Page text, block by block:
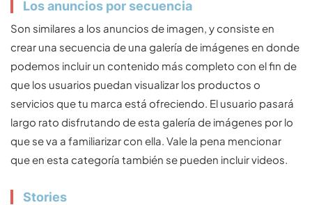
Los anuncios por secuencia
Son similares a los anuncios de imagen, y consiste en
crear una secuencia de una galería de imágenes en donde
podemos incluir un contenido más completo con el fin de
que los usuarios puedan visualizar los productos o
servicios que tu marca está ofreciendo. El usuario pasará
largo rato disfrutando de esta galería de imágenes por lo
que se va a familiarizar con ella. Vale la pena mencionar
que en esta categoría también se pueden incluir videos.
Stories